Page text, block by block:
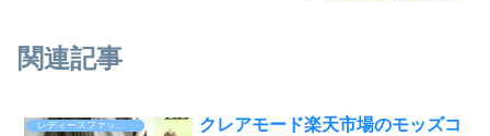
関連記事
レディースファッション
クレアモード楽天市場のモッズコ